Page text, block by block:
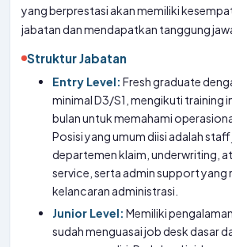
yang berprestasi akan memiliki
jabatan dan mendapatkan tanggung
Struktur Jabatan
Entry Level: Fresh graduate
minimal D3/S1, mengikuti training
bulan untuk memahami
Posisi yang umum diisi adalah
departemen klaim, underwriting,
service, serta admin support yang
kelancaran administrasi.
Junior Level: Memiliki
sudah menguasai job desk dasar